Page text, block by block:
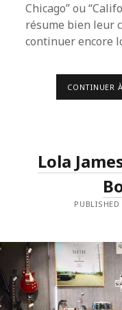
Chicago” ou
résume bien leur
continuer encore
CONTINUER
Lola